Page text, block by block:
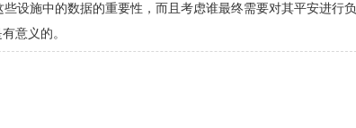
设施中的数据的重要性，而且考虑谁最终需要对其平安进行负
意义的。